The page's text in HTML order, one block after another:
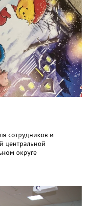
сотрудников и
центральной
округе